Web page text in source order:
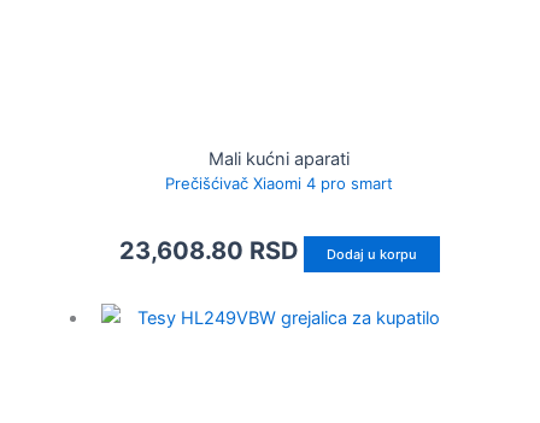
Mali kućni aparati
Prečišćivač Xiaomi 4 pro smart
23,608.80 RSD Dodaj u korpu